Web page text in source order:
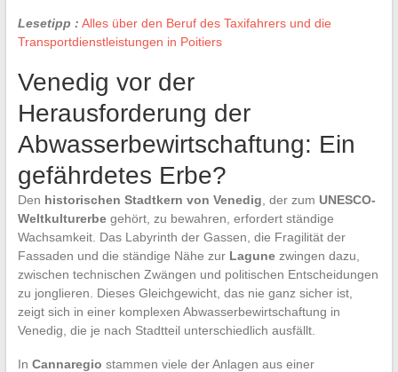
Lesetipp : Alles über den Beruf des Taxifahrers und die
Transportdienstleistungen in Poitiers
Venedig vor der
Herausforderung der
Abwasserbewirtschaftung: Ein
gefährdetes Erbe?
Den historischen Stadtkern von Venedig , der zum UNESCO-
Weltkulturerbegehört, zu bewahren, erfordert ständige
Wachsamkeit. Das Labyrinth der Gassen, die Fragilität der
Fassaden und die ständige Nähe zur Lagunezwingen dazu,
zwischen technischen Zwängen und politischen Entscheidungen
zu jonglieren. Dieses Gleichgewicht, das nie ganz sicher ist,
zeigt sich in einer komplexen Abwasserbewirtschaftung in
Venedig, die je nach Stadtteil unterschiedlich ausfällt.
In Cannaregio stammen viele der Anlagen aus einer